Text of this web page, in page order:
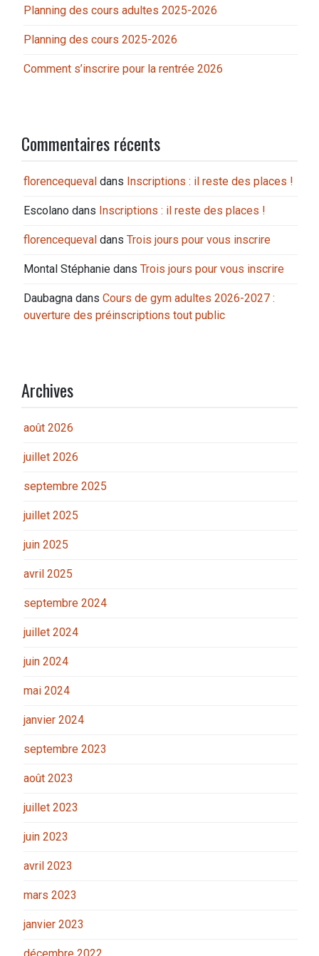
Planning des cours adultes 2025-2026
Planning des cours 2025-2026
Comment s’inscrire pour la rentrée 2026
Commentaires récents
florencequeval dans Inscriptions : il reste des places !
Escolano dans Inscriptions : il reste des places !
florencequeval dans Trois jours pour vous inscrire
Montal Stéphanie dans Trois jours pour vous inscrire
Daubagna dans Cours de gym adultes 2026-2027 :
ouverture des préinscriptions tout public
Archives
août 2026
juillet 2026
septembre 2025
juillet 2025
juin 2025
avril 2025
septembre 2024
juillet 2024
juin 2024
mai 2024
janvier 2024
septembre 2023
août 2023
juillet 2023
juin 2023
avril 2023
mars 2023
janvier 2023
décembre 2022